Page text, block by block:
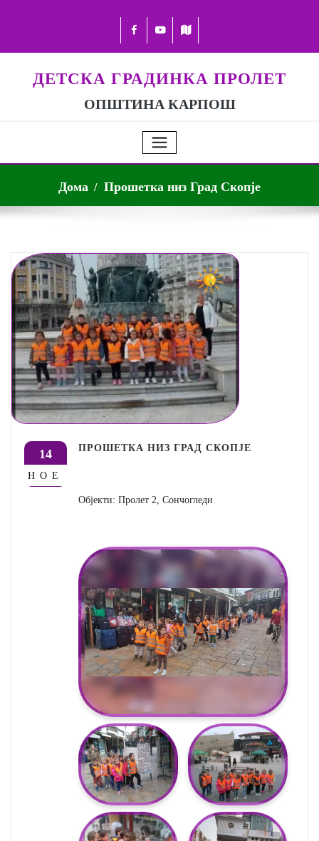
ДЕТСКА ГРАДИНКА ПРОЛЕТ
ОПШТИНА КАРПОШ
Дома Прошетка низ Град Скопје
14
НОЕ
ПРОШЕТКА НИЗ ГРАД СКОПЈЕ
Објекти: Пролет 2, Сончогледи